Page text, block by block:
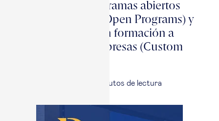
mundial en programas abiertos
para directivos (Open Programs) y
la #13 mundial en formación a
medida para empresas (Custom
minutos de lectura